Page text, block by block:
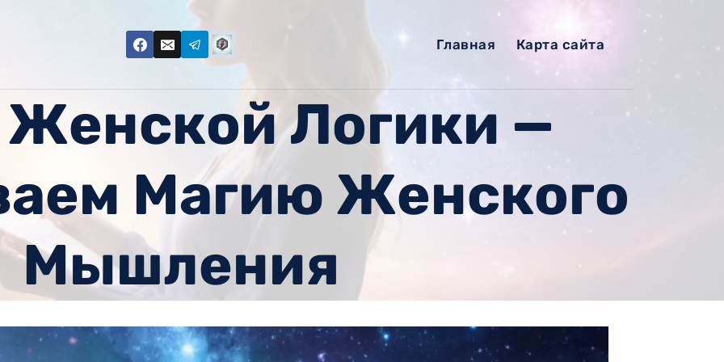
Главная Карта сайта
Логики —
Магию Женского
Мышления